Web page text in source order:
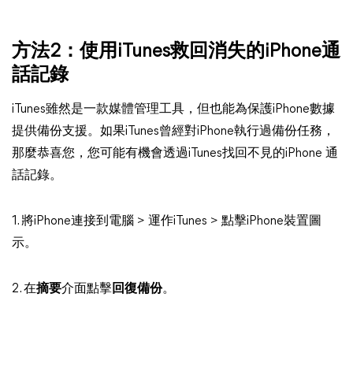
方法2：使用iTunes救回消失的iPhone通
話記錄
iTunes雖然是一款媒體管理工具，但也能為保護iPhone數據
提供備份支援。如果iTunes曾經對iPhone執行過備份任務，
那麼恭喜您，您可能有機會透過iTunes找回不見的iPhone 通
話記錄。
1. 將iPhone連接到電腦 > 運作iTunes > 點擊iPhone裝置圖
示。
2. 在摘要介面點擊回復備份。